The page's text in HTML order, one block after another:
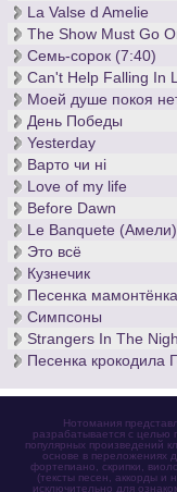
La Valse d Amelie
The Show Must Go
Семь-сорок (7:40)
Can't Help Falling In
Моей душе покоя
День Победы
Yesterday
Варто чи нi
Love of my life
Before Dawn
Le Banquete (Амели)
Это всё
Кузнечик
Песенка мамонтёнка
Симпсоны
Strangers In The
Песенка крокодила
Нотомания
разрабатывается с целью
популярных произведений
основе в переложениях
фортепиано, скрипки,
(тексты песен, аккорды и
исключительно для